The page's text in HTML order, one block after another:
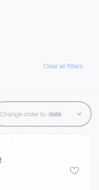
Clear all filters
Change order to: